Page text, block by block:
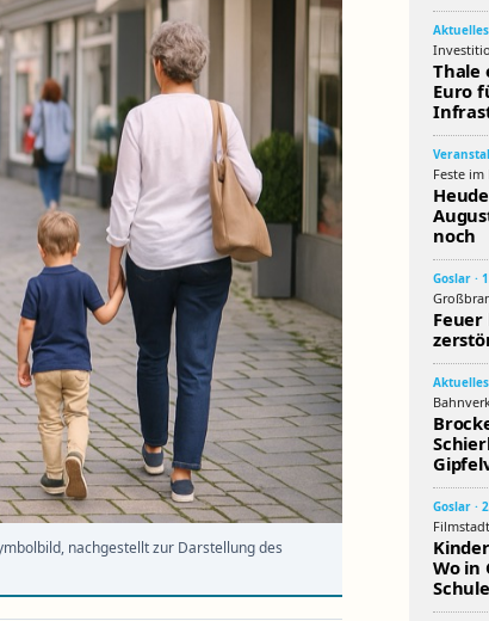
nachgestellt zur Darstellung des
Aktuelles
Thale
Euro
Feste
noch
Goslar ·
Aktuelles
Goslar ·
Wo in